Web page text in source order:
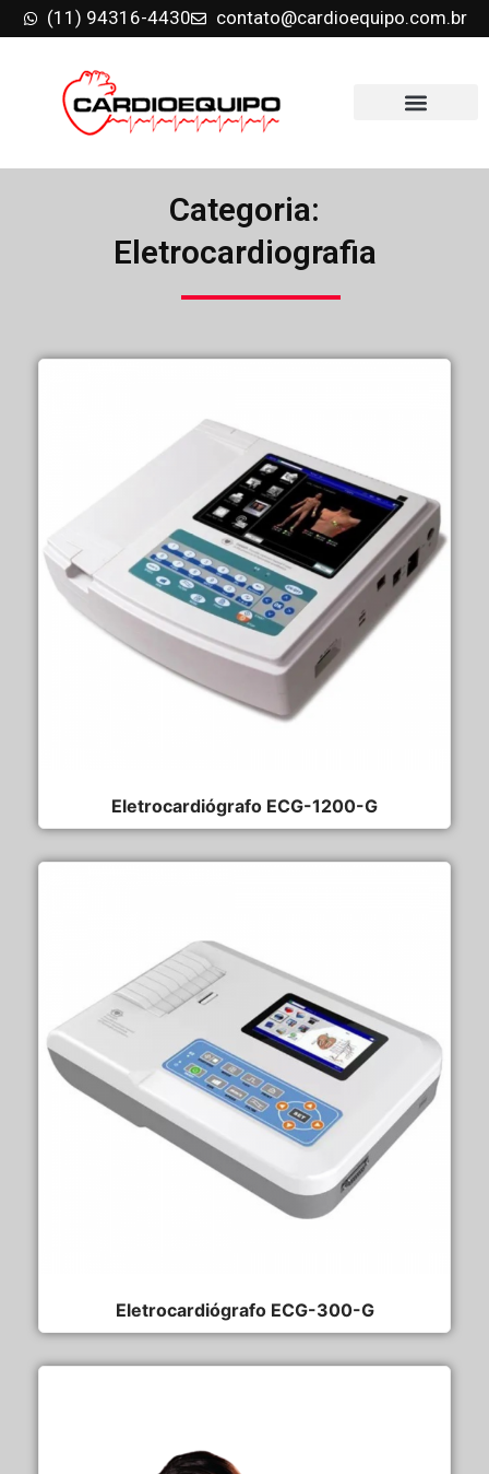
(11) 94316-4430 contato@cardioequipo.com.br
Categoria:
Eletrocardiografia
Eletrocardiógrafo ECG-1200-G
Eletrocardiógrafo ECG-300-G